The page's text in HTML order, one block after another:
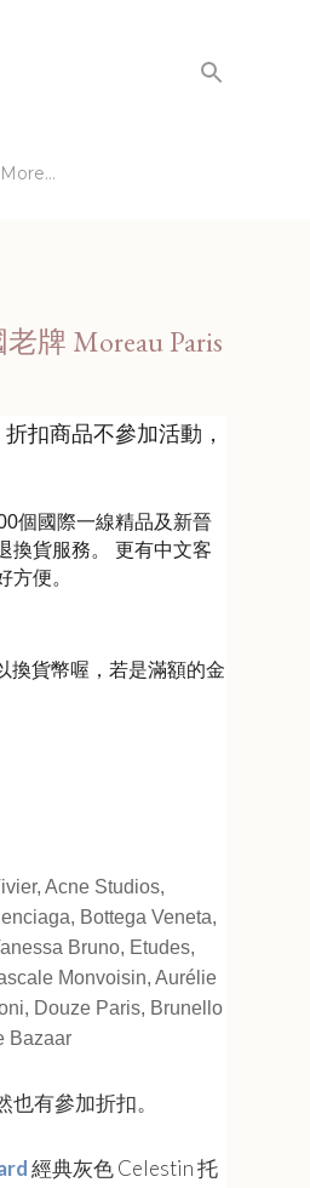
More…
牌 Moreau Paris
扣商品不參加活動，
個國際一線精品及新晉
貨服務。
更有中文客
便。
換貨幣喔，若是滿額的金
Acne Studios,
Bottega Veneta,
Bruno, Etudes,
Monvoisin, Aurélie
Douze Paris, Brunello
Bazaar
也有參加折扣。
經典灰色 Celestin 托